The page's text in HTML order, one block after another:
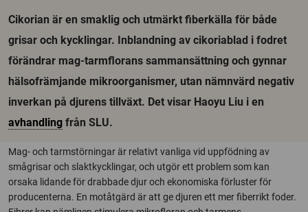
Cikorian är en smaklig och utmärkt fiberkälla för både
grisar och kycklingar. Inblandning av cikoriablad i fodret
förändrar mag-tarmflorans sammansättning och gynnar
hälsofrämjande mikroorganismer, utan nämnvärd negativ
inverkan på djurens tillväxt. Det visar Haoyu Liu i en
avhandling från SLU.
Mag- och tarmstörningar är relativt vanliga vid uppfödning av
smågrisar och slaktkycklingar, och utgör ett problem som kan
orsaka lidande för drabbade djur och ekonomiska förluster för
producenterna. En motåtgärd är att ge djuren ett mer fiberrikt foder.